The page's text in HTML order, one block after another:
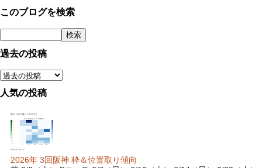
このブログを検索
過去の投稿
人気の投稿
2026年 3回阪神 枠＆位置取り傾向